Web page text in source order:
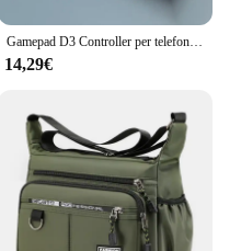
Gamepad D3 Controller per telefono cellulareD3 con supporto controller di gioco espandibile per controller di gioco mobile Android/iOS/Hongmeng
14,29€